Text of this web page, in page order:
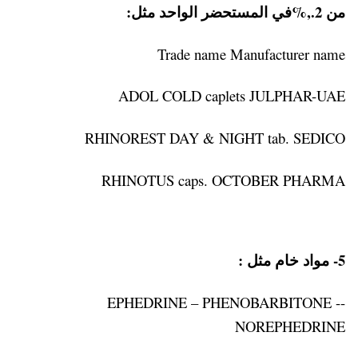
من 2.,%في المستحضر الواحد مثل:
Trade name Manufacturer name
ADOL COLD caplets JULPHAR-UAE
RHINOREST DAY & NIGHT tab. SEDICO
RHINOTUS caps. OCTOBER PHARMA
5- مواد خام مثل :
-EPHEDRINE – PHENOBARBITONE -
NOREPHEDRINE